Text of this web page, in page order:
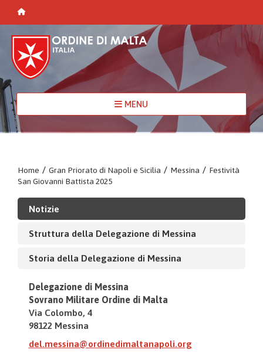
MENU
Home / Gran Priorato di Napoli e Sicilia / Messina / Festività
San Giovanni Battista 2025
Notizie
Struttura della Delegazione di Messina
Storia della Delegazione di Messina
Delegazione di Messina
Sovrano Militare Ordine di Malta
Via Colombo, 4
98122 Messina
del.messina@ordinedimaltanapoli.org